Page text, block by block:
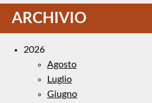
ARCHIVIO
2026
Agosto
Luglio
Giugno